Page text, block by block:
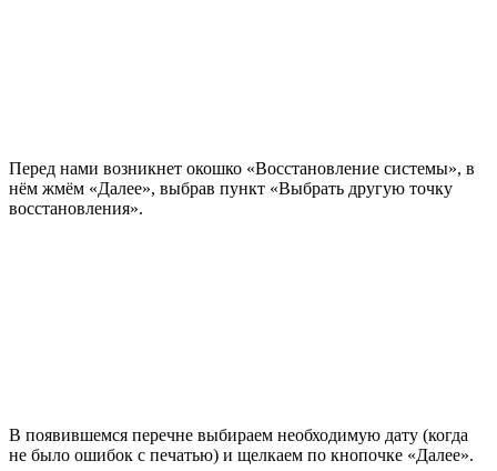
Перед нами возникнет окошко «Восстановление системы», в
нём жмём «Далее», выбрав пункт «Выбрать другую точку
восстановления».
В появившемся перечне выбираем необходимую дату (когда
не было ошибок с печатью) и щелкаем по кнопочке «Далее».